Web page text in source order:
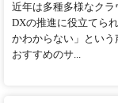
近年は多種多様なク
DXの推進に役立てら
かわからない」とい
おすすめのサ...